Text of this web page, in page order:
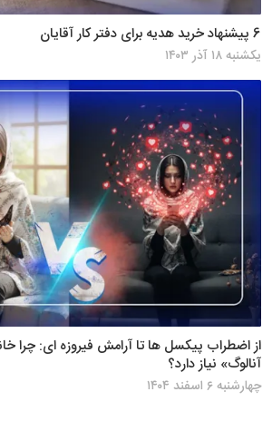
6 پیشنهاد خرید هدیه برای دفتر کار آقایان
یکشنبه ۱۸ آذر ۱۴۰۳
از اضطراب پیکسل ها تا آرامش فیروزه ای: چرا
آنالوگ» نیاز دارد؟
چهارشنبه ۶ اسفند ۱۴۰۴